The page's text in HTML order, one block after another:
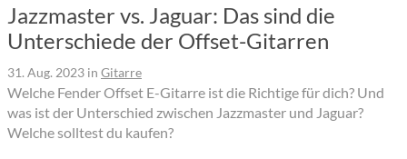
Jazzmaster vs. Jaguar: Das sind die
Unterschiede der Offset-Gitarren
31. Aug. 2023 in Gitarre
Welche Fender Offset E-Gitarre ist die Richtige für dich? Und
was ist der Unterschied zwischen Jazzmaster und Jaguar?
Welche solltest du kaufen?